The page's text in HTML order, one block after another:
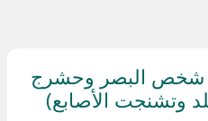
شخص البصر وحشرج
وتشنجت الأصابع)